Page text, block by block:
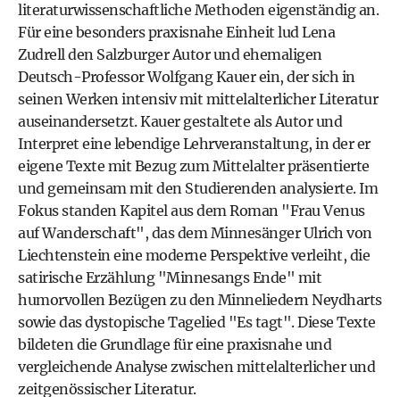
literaturwissenschaftliche Methoden eigenständig an.
Für eine besonders praxisnahe Einheit lud Lena
Zudrell den Salzburger Autor und ehemaligen
Deutsch-Professor Wolfgang Kauer ein, der sich in
seinen Werken intensiv mit mittelalterlicher Literatur
auseinandersetzt. Kauer gestaltete als Autor und
Interpret eine lebendige Lehrveranstaltung, in der er
eigene Texte mit Bezug zum Mittelalter präsentierte
und gemeinsam mit den Studierenden analysierte. Im
Fokus standen Kapitel aus dem Roman "Frau Venus
auf Wanderschaft", das dem Minnesänger Ulrich von
Liechtenstein eine moderne Perspektive verleiht, die
satirische Erzählung "Minnesangs Ende" mit
humorvollen Bezügen zu den Minneliedern Neydharts
sowie das dystopische Tagelied "Es tagt". Diese Texte
bildeten die Grundlage für eine praxisnahe und
vergleichende Analyse zwischen mittelalterlicher und
zeitgenössischer Literatur.